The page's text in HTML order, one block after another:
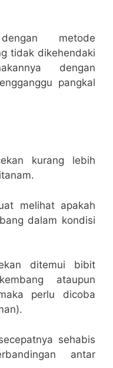
metode
tidak dikehendaki
dengan
pangkal
kurang lebih
melihat apakah
dalam kondisi
ditemui bibit
ataupun
perlu dicoba
sehabis
antar